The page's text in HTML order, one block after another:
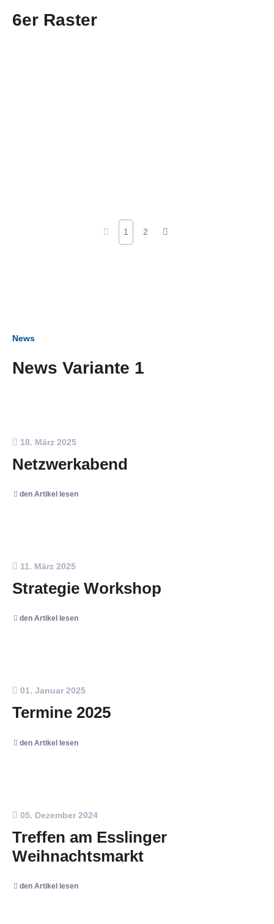
6er Raster
1 2
News
News Variante 1
18. März 2025
Netzwerkabend
den Artikel lesen
11. März 2025
Strategie Workshop
den Artikel lesen
01. Januar 2025
Termine 2025
den Artikel lesen
05. Dezember 2024
Treffen am Esslinger
Weihnachtsmarkt
den Artikel lesen